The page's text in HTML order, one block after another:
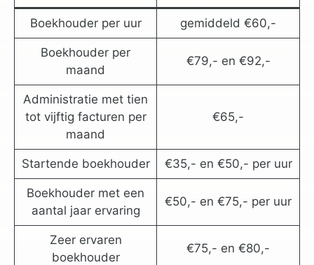
Boekhouder per uur gemiddeld €60,-
Boekhouder per
maand
€79,- en €92,-
Administratie met tien
tot vijftig facturen per
maand
€65,-
Startende boekhouder €35,- en €50,- per uur
Boekhouder met een
aantal jaar ervaring
€50,- en €75,- per uur
Zeer ervaren
boekhouder
€75,- en €80,-